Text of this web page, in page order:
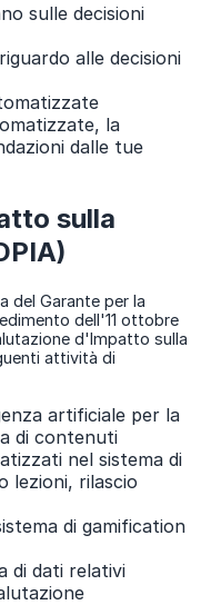
sulle decisioni
alle decisioni
la
dalle tue
sulla
del Garante per la
dell'11 ottobre
d'Impatto sulla
attività di
artificiale per la
di contenuti
nel sistema di
lezioni, rilascio
di gamification
di dati relativi